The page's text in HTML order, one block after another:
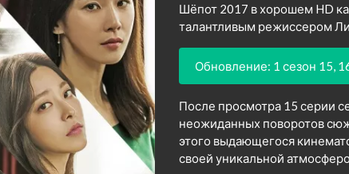
Шёпот 2017 в хорошем HD
талантливым режиссером
Обновление: 1 сезон 15,
После просмотра 15 серии
неожиданных поворотов
этого выдающегося
своей уникальной